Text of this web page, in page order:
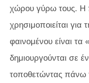
χώρου γύρω τους. Η
χρησιμοποιείται για
φαινομένου είναι
δημιουργούνται σε
τοποθετώντας πάνω